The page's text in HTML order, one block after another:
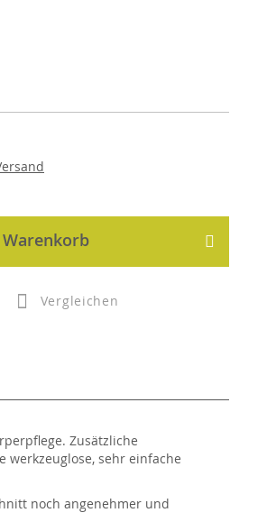
Vergleichen
Zusätzliche
sehr einfache
noch angenehmer und